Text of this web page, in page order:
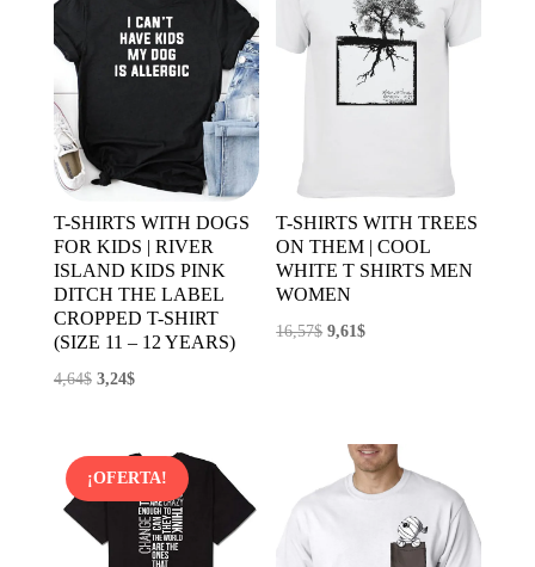
T-SHIRTS WITH DOGS
FOR KIDS | RIVER
ISLAND KIDS PINK
DITCH THE LABEL
CROPPED T-SHIRT
(SIZE 11 – 12 YEARS)
4,64$ El
era:
4,64$.
3,24$El
es:
3,24$.
T-SHIRTS WITH TREES
ON THEM | COOL
WHITE T SHIRTS MEN
WOMEN
16,57$ El
16,57$.
9,61$El
9,61$.
¡OFERTA!